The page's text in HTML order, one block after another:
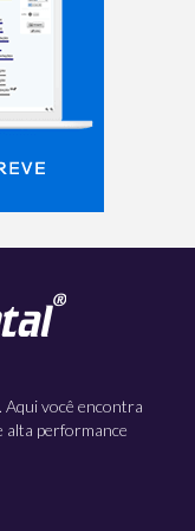
você encontra
alta performance